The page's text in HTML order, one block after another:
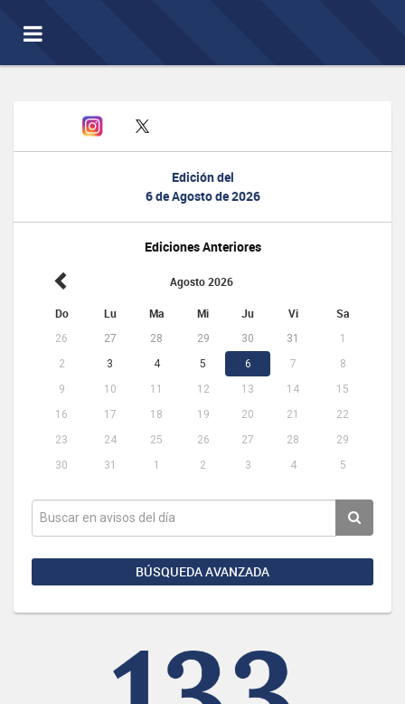
Toggle
navigation
Edición del
6 de Agosto de 2026
Ediciones Anteriores
Agosto 2026
Do Lu Ma Mi Ju Vi Sa
26 27 28 29 30 31
1
2
3 4 5 6 7
8
9
10 11 12 13 14
15
16
17 18 19 20 21
22
23
24 25 26 27 28
29
30
31 1 2 3 4 5
BÚSQUEDA AVANZADA